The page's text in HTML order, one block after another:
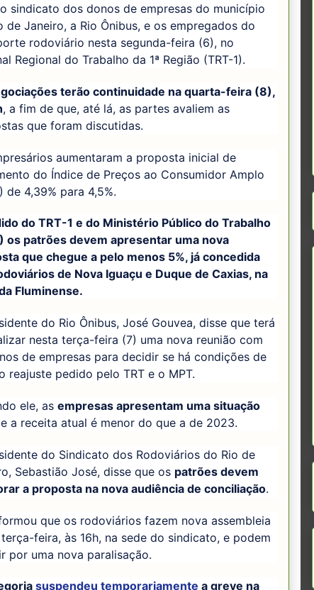
sindicato dos donos de empresas do município
de Janeiro, a Rio Ônibus, e os empregados do
rodoviário nesta segunda-feira (6), no
Regional do Trabalho da 1ª Região (TRT-1).
terão continuidade na quarta-feira (8),
, a fim de que, até lá, as partes avaliem as
que foram discutidas.
aumentaram a proposta inicial de
do Índice de Preços ao Consumidor Amplo
de 4,39% para 4,5%.
do TRT-1 e do Ministério Público do Trabalho
os patrões devem apresentar uma nova
que chegue a pelo menos 5%, já concedida
de Nova Iguaçu e Duque de Caxias, na
Fluminense.
do Rio Ônibus, José Gouvea, disse que terá
nesta terça-feira (7) uma nova reunião com
de empresas para decidir se há condições de
reajuste pedido pelo TRT e o MPT.
ele, as empresas apresentam uma situação
e a receita atual é menor do que a de 2023.
do Sindicato dos Rodoviários do Rio de
Sebastião José, disse que os patrões devem
a proposta na nova audiência de conciliação.
que os rodoviários fazem nova assembleia
feira, às 16h, na sede do sindicato, e podem
por uma nova paralisação.
suspendeu temporariamente a greve na